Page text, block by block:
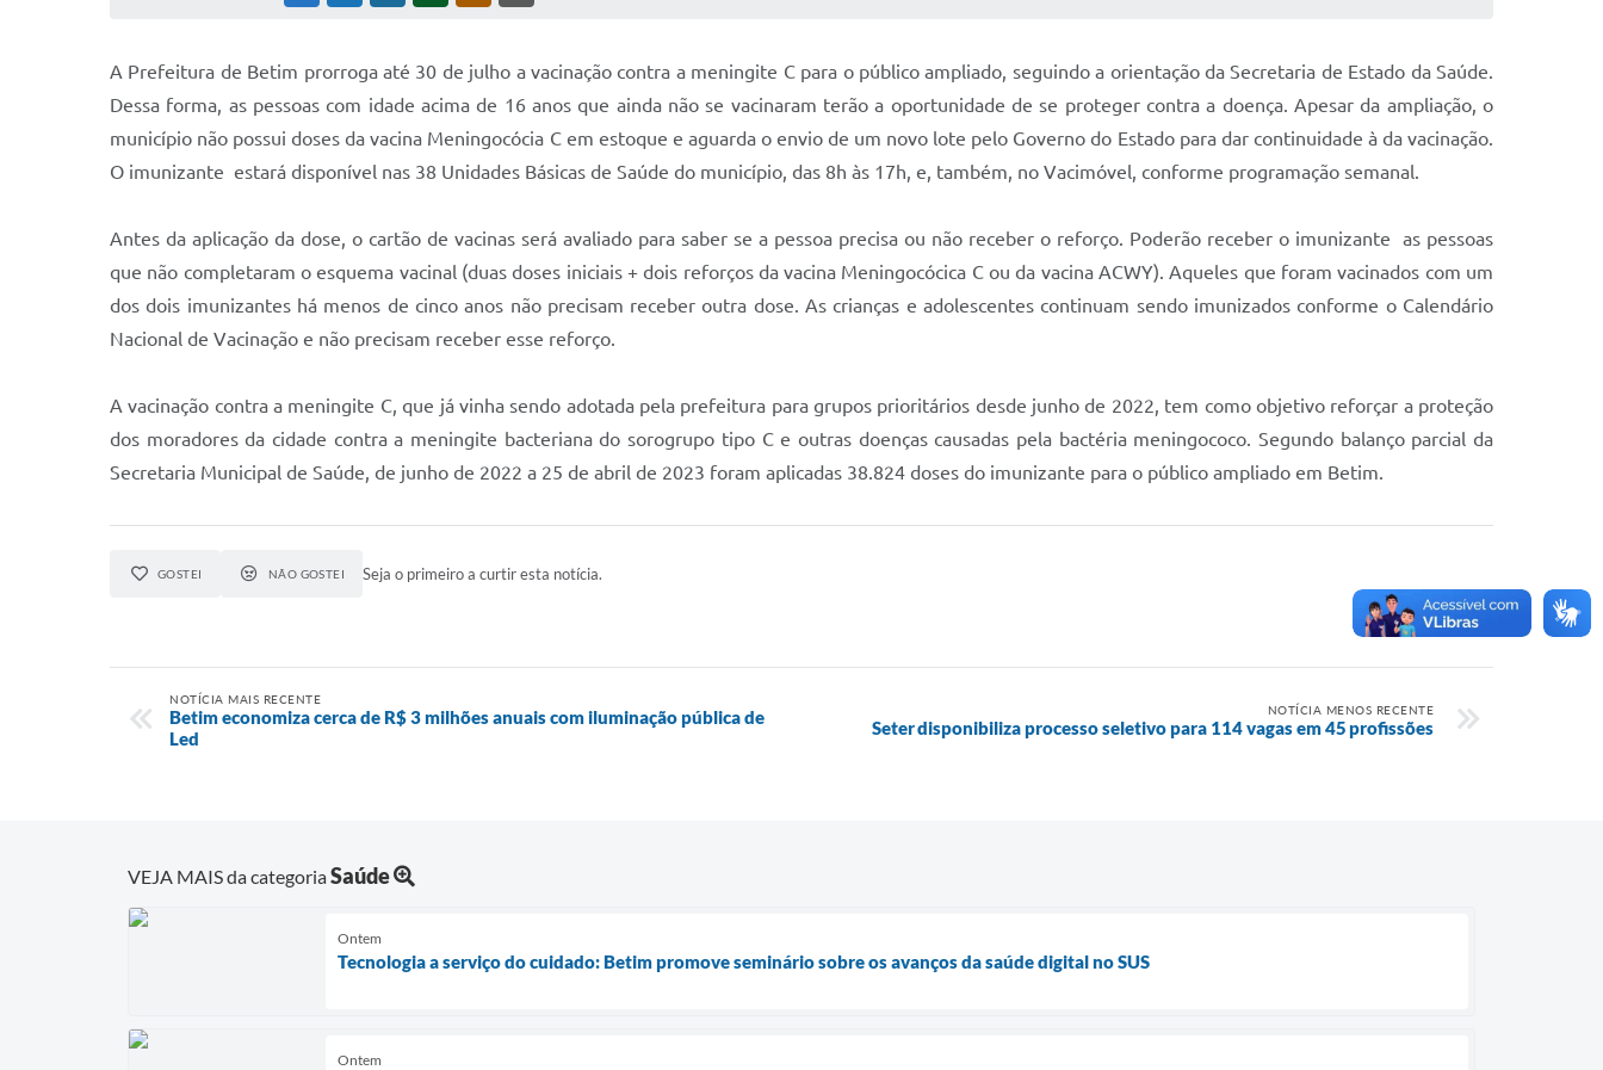
A Prefeitura de Betim prorroga até 30 de julho a vacinação contra a meningite C para o público ampliado, seguindo a orientação da Secretaria de Estado da Saúde.
Dessa forma, as pessoas com idade acima de 16 anos que ainda não se vacinaram terão a oportunidade de se proteger contra a doença. Apesar da ampliação, o
município não possui doses da vacina Meningocócia C em estoque e aguarda o envio de um novo lote pelo Governo do Estado para dar continuidade à da vacinação.
O imunizante estará disponível nas 38 Unidades Básicas de Saúde do município, das 8h às 17h, e, também, no Vacimóvel, conforme programação semanal.
Antes da aplicação da dose, o cartão de vacinas será avaliado para saber se a pessoa precisa ou não receber o reforço. Poderão receber o imunizante as pessoas
que não completaram o esquema vacinal (duas doses iniciais + dois reforços da vacina Meningocócica C ou da vacina ACWY). Aqueles que foram vacinados com um
dos dois imunizantes há menos de cinco anos não precisam receber outra dose. As crianças e adolescentes continuam sendo imunizados conforme o Calendário
Nacional de Vacinação e não precisam receber esse reforço.
A vacinação contra a meningite C, que já vinha sendo adotada pela prefeitura para grupos prioritários desde junho de 2022, tem como objetivo reforçar a proteção
dos moradores da cidade contra a meningite bacteriana do sorogrupo tipo C e outras doenças causadas pela bactéria meningococo. Segundo balanço parcial da
Secretaria Municipal de Saúde, de junho de 2022 a 25 de abril de 2023 foram aplicadas 38.824 doses do imunizante para o público ampliado em Betim.
GOSTEI NÃO GOSTEI Seja o primeiro a curtir esta notícia.
NOTÍCIA MAIS RECENTE
Betim economiza cerca de R$ 3 milhões anuais com iluminação pública de
Led
NOTÍCIA MENOS RECENTE
Seter disponibiliza processo seletivo para 114 vagas em 45 profissões
VEJA MAIS da categoriaSaúde
Ontem
Tecnologia a serviço do cuidado: Betim promove seminário sobre os avanços da saúde digital no SUS
Ontem